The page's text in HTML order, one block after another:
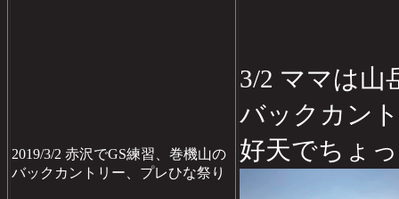
2019/3/2 赤沢でGS練習、巻機山の
バックカントリー、プレひな祭り
3/2 ママは山
バックカン
好天でちょ